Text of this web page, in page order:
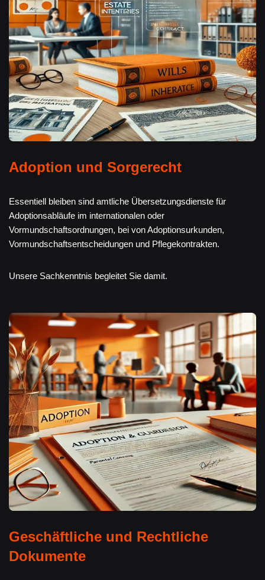
Adoption und Sorgerecht
Essentiell bleiben sind amtliche Übersetzungsdienste für
Adoptionsabläufe im internationalen oder
Vormundschaftsordnungen, bei von Adoptionsurkunden,
Vormundschaftsentscheidungen und Pflegekontrakten.
Unsere Sachkenntnis begleitet Sie damit.
Geschäftliche und Rechtliche
Dokumente